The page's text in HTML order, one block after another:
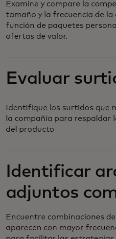
Examine y compare la
tamaño y la frecuencia de la
función de paquetes
ofertas de valor.
Evaluar
Identifique los surtidos que
la compañía para respaldar
del producto
Identificar
adjuntos
Encuentre combinaciones
aparecen con mayor